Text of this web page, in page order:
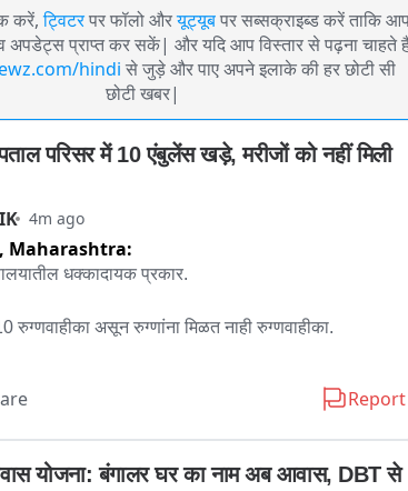
करें, ट्विटर पर फॉलो औरयूट्यूब पर सब्सक्राइब्ड करें ताकि
अपडेट्स प्राप्त कर सकें| और यदि आप विस्तार से पढ़ना चाहते
hindi से जुड़े और पाए अपने इलाके की हर छोटी सी
छोटी खबर|
परिसर में 10 एंबुलेंस खड़े, मरीजों को नहीं मिली
4m ago
Maharashtra:
धक्कादायक प्रकार.
रुग्णवाहीका असून रुग्णांना मिळत नाही रुग्णवाहीका.
तात्काळ उपचाराची गरज असतानाच रुग्णवाहिकेचे चालक
धक्कादायक प्रकार समोर.
Report
योजना: बंगालर घर का नाम अब आवास, DBT से